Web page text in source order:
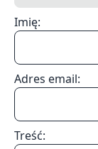
Imię:
Adres email:
Treść: